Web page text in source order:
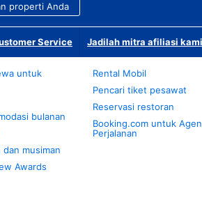
properti Anda
Service Jadilah mitra afiliasi kami
untuk
bulanan
dan musiman
Awards
Rental Mobil
Pencari tiket pesawat
Reservasi restoran
Booking.com untuk Agen
Perjalanan